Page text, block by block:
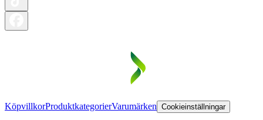
KöpvillkorProduktkategorierVarumärken Cookieinställningar